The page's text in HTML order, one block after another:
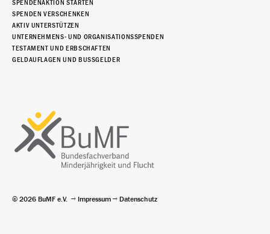
SPENDENAKTION STARTEN
SPENDEN VERSCHENKEN
AKTIV UNTERSTÜTZEN
UNTERNEHMENS- UND ORGANISATIONSSPENDEN
TESTAMENT UND ERBSCHAFTEN
GELDAUFLAGEN UND BUSSGELDER
© 2026 BuMF e.V. Impressum Datenschutz